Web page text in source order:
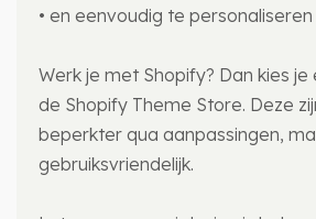
• en eenvoudig te personaliseren
Werk je met Shopify? Dan kies
de Shopify Theme Store. Deze
beperkter qua aanpassingen,
gebruiksvriendelijk.